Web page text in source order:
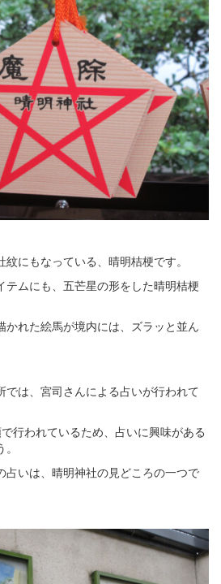
にもなっている、晴明桔梗です。
テムにも、五芒星の形をした晴明桔梗
かれた絵馬が境内には、ズラッと並ん
では、宮司さんによる占いが行われて
行われているため、占いに興味がある
占いは、晴明神社の見どころの一つで